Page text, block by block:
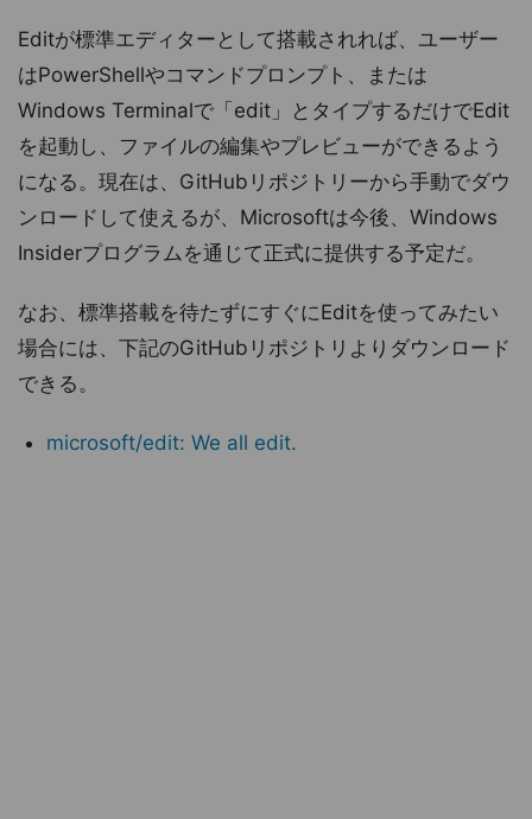
Editが標準エディターとして搭載されれば、ユーザー
はPowerShellやコマンドプロンプト、または
Windows Terminalで「edit」とタイプするだけでEdit
を起動し、ファイルの編集やプレビューができるよう
になる。現在は、GitHubリポジトリーから手動でダウ
ンロードして使えるが、Microsoftは今後、Windows
Insiderプログラムを通じて正式に提供する予定だ。
なお、標準搭載を待たずにすぐにEditを使ってみたい
場合には、下記のGitHubリポジトリよりダウンロード
できる。
microsoft/edit: We all edit.